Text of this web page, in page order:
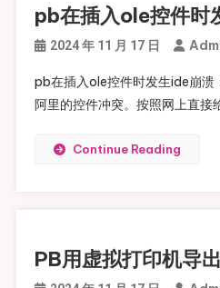
pb在插入ole控件时
2024 年 11 月 17 日
pb在插入ole控件时发生ide崩溃
阿里的控件冲突。按照网上直
Continue Reading
PB用虚拟打印机导